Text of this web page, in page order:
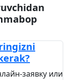
заявку или